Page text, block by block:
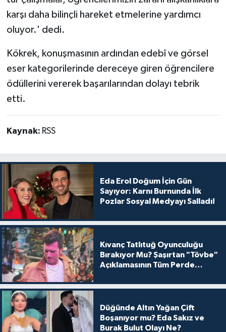
karşı daha bilinçli hareket etmelerine yardımcı
oluyor.' dedi.
Kökrek, konuşmasının ardından edebî ve görsel
eser kategorilerinde dereceye giren öğrencilere
ödüllerini vererek başarılarından dolayı tebrik
etti.
Kaynak: RSS
Eda Erol Doğum İçin Gün
Sayıyor: Karnı Burnunda İlk
Pozlar Sosyal Medyayı Salladı!
Kıvanç Tatlıtuğ Oyunculuğu
Bırakıyor Mu? Şaşırtan "Tövbe"
Açıklamasının Tüm Perde
Düğünde Altın Yağan Çift
Boşanıyor mu? Eda Sakız ve
Burak Bulut Olayı Ne?